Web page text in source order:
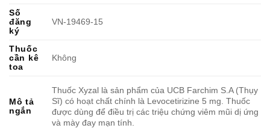
Số
đăng
ký
VN-19469-15
Thuốc
cần kê
toa
Không
Mô tả
ngắn
Thuốc Xyzal là sản phẩm của UCB Farchim S.A (Thụy
Sĩ) có hoạt chất chính là Levocetirizine 5 mg. Thuốc
được dùng để điều trị các triệu chứng viêm mũi dị ứng
và mày đay mạn tính.